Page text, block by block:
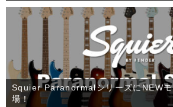
「1×12 RV90」が発売！
Squier ParanormalシリーズにNEW
場！